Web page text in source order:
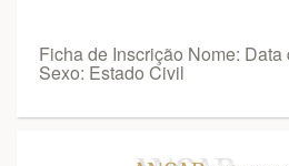
Ficha de Inscrição Nome: Data
Sexo: Estado Civil